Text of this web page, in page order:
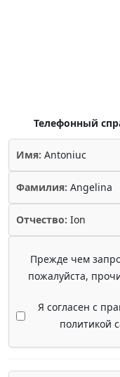
Телефонный
Имя: Antoniuc
Фамилия: Angelina
Отчество: Ion
Прежде чем
пожалуйста,
Я согласен с
политикой